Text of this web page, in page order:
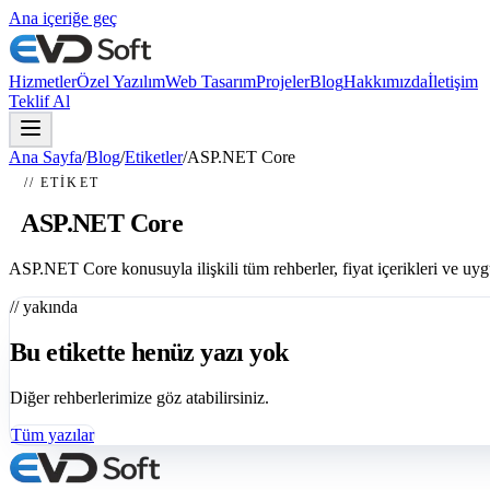
Ana içeriğe geç
HizmetlerÖzel YazılımWeb TasarımProjelerBlogHakkımızdaİletişim
Teklif Al
Ana Sayfa/Blog/Etiketler/ASP.NET Core
// ETIKET
#ASP.NET Core
ASP.NET Core konusuyla ilişkili tüm rehberler, fiyat içerikleri ve
// yakında
Bu etikette henüz yazı yok
Diğer rehberlerimize göz atabilirsiniz.
Tüm yazılar